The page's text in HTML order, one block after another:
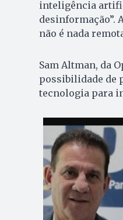
inteligência
desinformação”.
não é nada
Sam Altman, da
possibilidade de
tecnologia para